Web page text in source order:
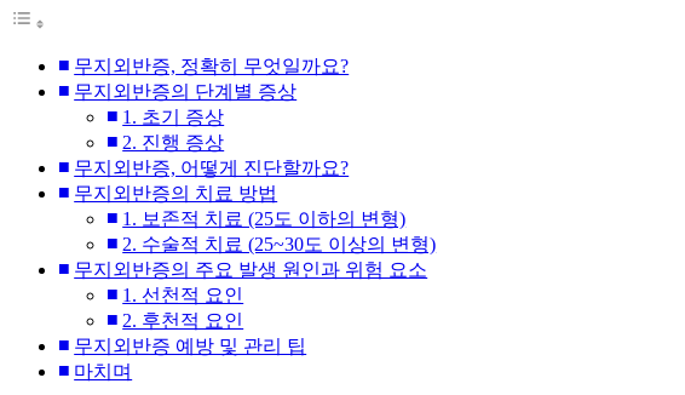
무지외반증, 정확히 무엇일까요?
무지외반증의 단계별 증상
1. 초기 증상
2. 진행 증상
무지외반증, 어떻게 진단할까요?
무지외반증의 치료 방법
1. 보존적 치료 (25도 이하의 변형)
2. 수술적 치료 (25~30도 이상의 변형)
무지외반증의 주요 발생 원인과 위험 요소
1. 선천적 요인
2. 후천적 요인
무지외반증 예방 및 관리 팁
마치며